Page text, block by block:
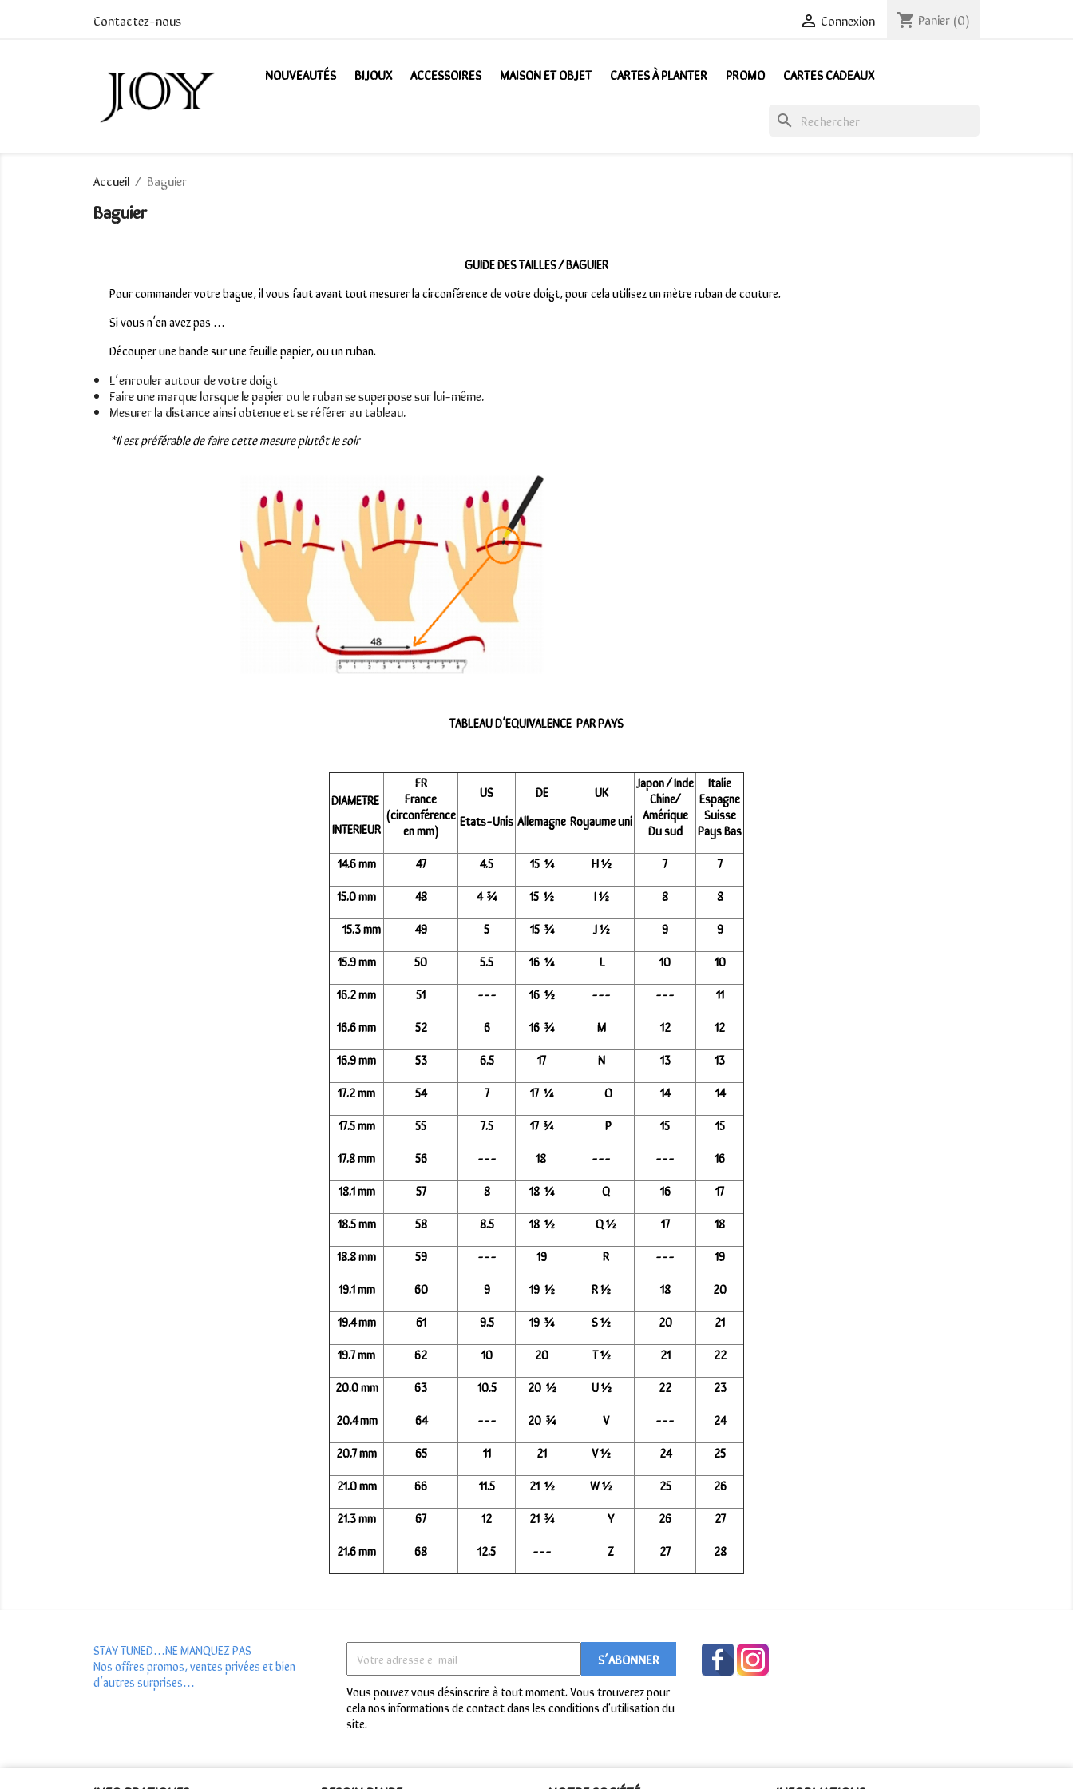
Contactez-nous  Connexion shopping_cart Panier (0)
NOUVEAUTÉS BIJOUX ACCESSOIRES MAISON ET OBJET CARTES À PLANTER PROMO CARTES CADEAUX
search
Accueil Baguier
Baguier
GUIDE DES TAILLES / BAGUIER
Pour commander votre bague, il vous faut avant tout mesurer la circonférence de votre doigt, pour cela utilisez un mètre ruban de couture.
Si vous n’en avez pas …
Découper une bande sur une feuille papier, ou un ruban.
L’enrouler autour de votre doigt
Faire une marque lorsque le papier ou le ruban se superpose sur lui-même.
Mesurer la distance ainsi obtenue et se référer au tableau.
*Il est préférable de faire cette mesure plutôt le soir
TABLEAU D’EQUIVALENCE PAR PAYS
DIAMETRE
INTERIEUR
FR
France
(circonférence
en mm)
US
Etats-Unis
DE
Allemagne
UK
Royaume uni
Japon / Inde
Chine/
Amérique
Du sud
Italie
Espagne
Suisse
Pays Bas
14.6 mm
47 4.5 15 ¼ H ½ 7
7
15.0 mm
48 4 ¾ 15 ½ I ½ 8
8
15.3 mm
49 5 15 ¾ J ½ 9
9
15.9 mm
50 5.5 16 ¼ L 10
10
16.2 mm
51 --- 16 ½ --- ---
11
16.6 mm
52 6 16 ¾ M 12
12
16.9 mm
53 6.5 17 N 13
13
17.2 mm
54 7 17 ¼ O 14
14
17.5 mm
55 7.5 17 ¾ P 15
15
17.8 mm
56 --- 18 --- ---
16
18.1 mm
57 8 18 ¼ Q 16
17
18.5 mm
58 8.5 18 ½ Q ½ 17
18
18.8 mm
59 --- 19 R ---
19
19.1 mm
60 9 19 ½ R ½ 18
20
19.4 mm
61 9.5 19 ¾ S ½ 20
21
19.7 mm
62 10 20 T ½ 21
22
20.0 mm
63 10.5 20 ½ U ½ 22
23
20.4 mm
64 --- 20 ¾ V ---
24
20.7 mm
65 11 21 V ½ 24
25
21.0 mm
66 11.5 21 ½ W ½ 25
26
21.3 mm
67 12 21 ¾ Y 26
27
21.6 mm
68 12.5 --- Z 27 28
STAY TUNED…NE MANQUEZ PAS
Nos offres promos, ventes privées et bien
d’autres surprises…
Vous pouvez vous désinscrire à tout moment. Vous trouverez pour
cela nos informations de contact dans les conditions d'utilisation du
site.
Facebook